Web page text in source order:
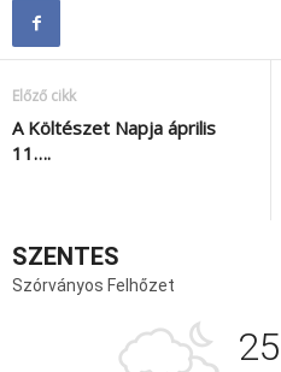
Előző cikk
A Költészet Napja április
11….
SZENTES
Szórványos Felhőzet